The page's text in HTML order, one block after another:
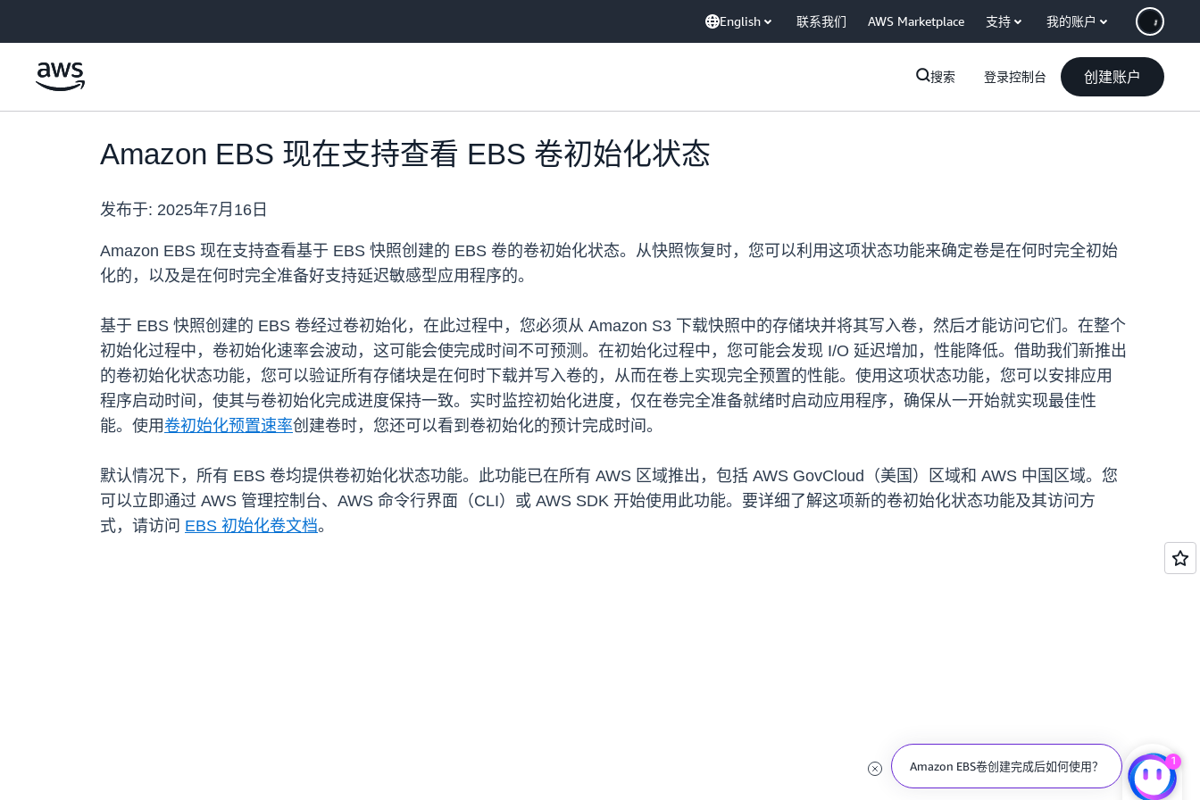
English 联系我们 AWS Marketplace 支持 我的账户
搜索 登录控制台 创建账户
Amazon EBS 现在支持查看 EBS 卷初始化状态
发布于: 2025年7月16日
Amazon EBS 现在支持查看基于 EBS 快照创建的 EBS 卷的卷初始化状态。从快照恢复时，您可以利用这项状态功能来确定卷是在何时完全初始
化的，以及是在何时完全准备好支持延迟敏感型应用程序的。
基于 EBS 快照创建的 EBS 卷经过卷初始化，在此过程中，您必须从 Amazon S3 下载快照中的存储块并将其写入卷，然后才能访问它们。在整个
初始化过程中，卷初始化速率会波动，这可能会使完成时间不可预测。在初始化过程中，您可能会发现 I/O 延迟增加，性能降低。借助我们新推出
的卷初始化状态功能，您可以验证所有存储块是在何时下载并写入卷的，从而在卷上实现完全预置的性能。使用这项状态功能，您可以安排应用
程序启动时间，使其与卷初始化完成进度保持一致。实时监控初始化进度，仅在卷完全准备就绪时启动应用程序，确保从一开始就实现最佳性
能。使用卷初始化预置速率创建卷时，您还可以看到卷初始化的预计完成时间。
默认情况下，所有 EBS 卷均提供卷初始化状态功能。此功能已在所有 AWS 区域推出，包括 AWS GovCloud（美国）区域和 AWS 中国区域。您
可以立即通过 AWS 管理控制台、AWS 命令行界面（CLI）或 AWS SDK 开始使用此功能。要详细了解这项新的卷初始化状态功能及其访问方
式，请访问 EBS 初始化卷文档。
Amazon EBS卷创建完成后如何使用？ 1